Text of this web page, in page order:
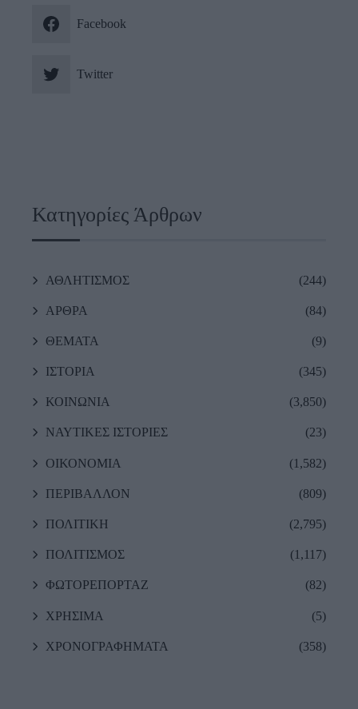
Facebook
Twitter
Κατηγορίες Άρθρων
ΑΘΛΗΤΙΣΜΟΣ (244)
ΑΡΘΡΑ (84)
ΘΕΜΑΤΑ (9)
ΙΣΤΟΡΙΑ (345)
ΚΟΙΝΩΝΙΑ (3,850)
ΝΑΥΤΙΚΕΣ ΙΣΤΟΡΙΕΣ (23)
ΟΙΚΟΝΟΜΙΑ (1,582)
ΠΕΡΙΒΑΛΛΟΝ (809)
ΠΟΛΙΤΙΚΗ (2,795)
ΠΟΛΙΤΙΣΜΟΣ (1,117)
ΦΩΤΟΡΕΠΟΡΤΑΖ (82)
ΧΡΗΣΙΜΑ (5)
ΧΡΟΝΟΓΡΑΦΗΜΑΤΑ (358)